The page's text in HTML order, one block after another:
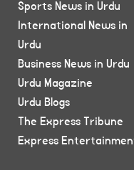
Sports News in Urdu
International News in
Urdu
Business News in Urdu
Urdu Magazine
Urdu Blogs
The Express Tribune
Express